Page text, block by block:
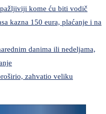
kome ću biti vodič
kazna 150 eura, plaćanje i na
danima ili nedeljama,
zahvatio veliku